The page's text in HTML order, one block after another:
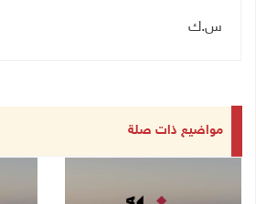
س.ك
مواضيع ذات صلة